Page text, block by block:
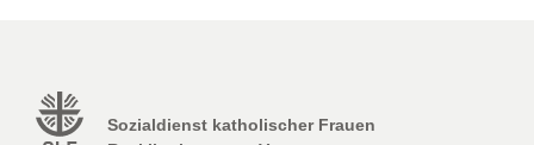
Sozialdienst katholischer Frauen